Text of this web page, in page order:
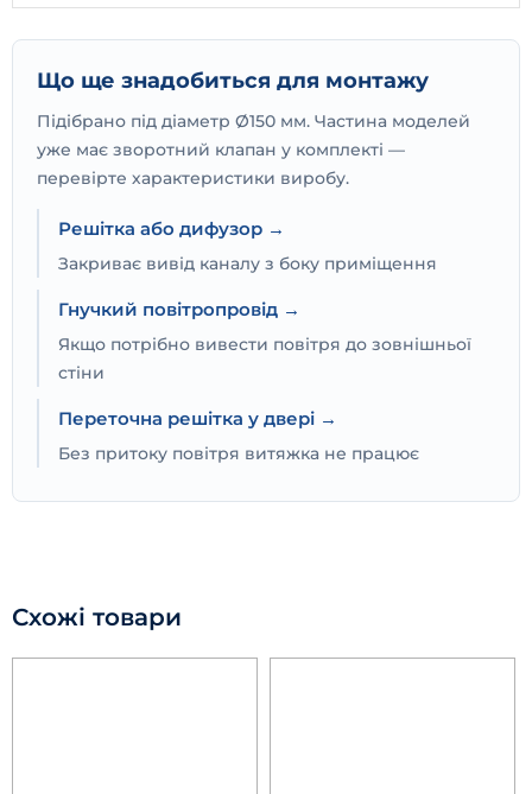
Що ще знадобиться для монтажу
Підібрано під діаметр Ø150 мм. Частина моделей
уже має зворотний клапан у комплекті —
перевірте характеристики виробу.
Решітка або дифузор →
Закриває вивід каналу з боку приміщення
Гнучкий повітропровід →
Якщо потрібно вивести повітря до зовнішньої
стіни
Переточна решітка у двері →
Без притоку повітря витяжка не працює
Схожі товари